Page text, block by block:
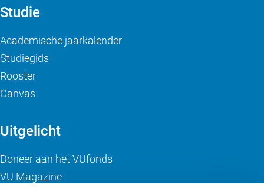
Studie
Academische jaarkalender
Studiegids
Rooster
Canvas
Uitgelicht
Doneer aan het VUfonds
VU Magazine